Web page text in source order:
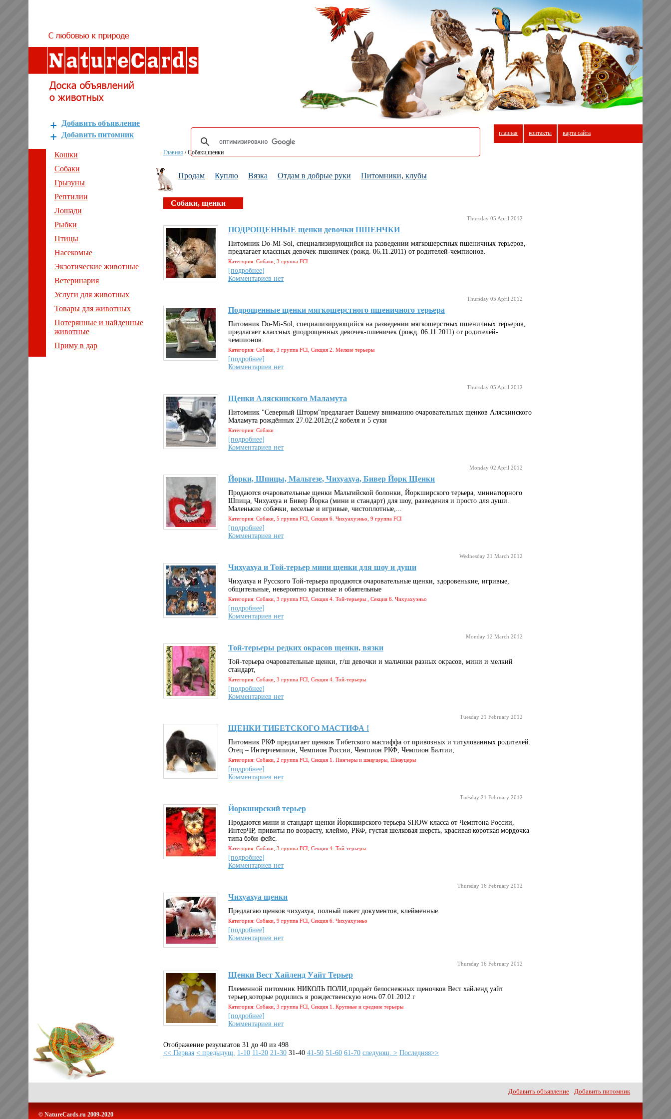
Добавить объявление
Добавить питомник
главная контакты карта сайта
Кошки
Собаки
Грызуны
Рептилии
Лошади
Рыбки
Птицы
Насекомые
Экзотические животные
Ветеринария
Услуги для животных
Товары для животных
Потерянные и найденные
животные
Приму в дар
Главная /Собаки,щенки
Продам Куплю Вязка Отдам в добрые руки Питомники, клубы
Собаки, щенки
Thursday 05 April 2012
ПОДРОЩЕННЫЕ щенки девочки ПШЕНЧКИ
Питомник Do-Mi-Sol, специализирующийся на разведении мягкошерстных пшеничных терьеров,
предлагает классных девочек-пшеничек (рожд. 06.11.2011) от родителей-чемпионов.
Категория: Собаки, 3 группа FCI
[подробнее]
Комментариев нет
Thursday 05 April 2012
Подрощенные щенки мягкошерстного пшеничного терьера
Питомник Do-Mi-Sol, специализирующийся на разведении мягкошерстных пшеничных терьеров,
предлагает классных gподрощенных девочек-пшеничек (рожд. 06.11.2011) от родителей-
чемпионов.
Категория: Собаки, 3 группа FCI, Секция 2. Мелкие терьеры
[подробнее]
Комментариев нет
Thursday 05 April 2012
Щенки Аляскинского Маламута
Питомник "Северный Шторм"предлагает Вашему вниманию очаровательных щенков Аляскинского
Маламута рождённых 27.02.2012г,(2 кобеля и 5 суки
Категория: Собаки
[подробнее]
Комментариев нет
Monday 02 April 2012
Йорки, Шпицы, Мальтезе, Чихуахуа, Бивер Йорк Щенки
Продаются очаровательные щенки Мальтийской болонки, Йоркширского терьера, миниатюрного
Шпица, Чихуахуа и Бивер Йорка (мини и стандарт) для шоу, разведения и просто для души.
Маленькие собачки, веселые и игривые, чистоплотные,...
Категория: Собаки, 5 группа FCI, Секция 6. Чихуахуэньо, 9 группа FCI
[подробнее]
Комментариев нет
Wednesday 21 March 2012
Чихуахуа и Той-терьер мини щенки для шоу и души
Чихуахуа и Русского Той-терьера продаются очаровательные щенки, здоровенькие, игривые,
общительные, невероятно красивые и обаятельные
Категория: Собаки, 3 группа FCI, Секция 4. Той-терьеры , Секция 6. Чихуахуэньо
[подробнее]
Комментариев нет
Monday 12 March 2012
Той-терьеры редких окрасов щенки, вязки
Той-терьера очаровательные щенки, г/ш девочки и мальчики разных окрасов, мини и мелкий
стандарт,
Категория: Собаки, 3 группа FCI, Секция 4. Той-терьеры
[подробнее]
Комментариев нет
Tuesday 21 February 2012
ЩЕНКИ ТИБЕТСКОГО МАСТИФА !
Питомник РКФ предлагает щенков Тибетского мастиффа от привозных и титулованных родителей.
Отец – Интерчемпион, Чемпион России, Чемпион РКФ, Чемпион Балтии,
Категория: Собаки, 2 группа FCI, Секция 1. Пинчеры и шнауцеры, Шнауцеры
[подробнее]
Комментариев нет
Tuesday 21 February 2012
Йоркширский терьер
Продаются мини и стандарт щенки Йоркширского терьера SHOW класса от Чемптона России,
ИнтерЧР, привиты по возрасту, клеймо, РКФ, густая шелковая шерсть, красивая короткая мордочка
типа бэби-фейс.
Категория: Собаки, 3 группа FCI, Секция 4. Той-терьеры
[подробнее]
Комментариев нет
Thursday 16 February 2012
Чихуахуа щенки
Предлагаю щенков чихуахуа, полный пакет документов, клейменные.
Категория: Собаки, 9 группа FCI, Секция 6. Чихуахуэньо
[подробнее]
Комментариев нет
Thursday 16 February 2012
Щенки Вест Хайленд Уайт Терьер
Племенной питомник НИКОЛЬ ПОЛИ,продаёт белоснежных щеночков Вест хайленд уайт
терьер,которые родились в рождественскую ночь 07.01.2012 г
Категория: Собаки, 3 группа FCI, Секция 1. Крупные и средние терьеры
[подробнее]
Комментариев нет
Отображение результатов 31 до 40 из 498
<< Первая < предыдущ. 1-10 11-20 21-30 31-40 41-50 51-60 61-70 следующ. > Последняя>>
Добавить объявление Добавить питомник
© NatureCards.ru 2009-2020